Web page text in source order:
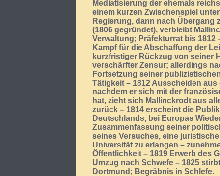
Mediatisierung der ehemals
einem kurzen Zwischenspiel
Regierung, dann nach Übergang
(1806 gegründet), verbleibt
Verwaltung; Präfekturrat bis 1812
Kampf für die Abschaffung der
kurzfristiger Rückzug von seiner
verschärfter Zensur; allerdings
Fortsetzung seiner
Tätigkeit – 1812 Ausscheiden
nachdem er sich mit der
hat, zieht sich Mallinckrodt aus
zurück – 1814 erscheint die
Deutschlands, bei Europas
Zusammenfassung seiner
seines Versuches, eine
Universität zu erlangen –
Öffentlichkeit – 1819 Erwerb des
Umzug nach Schwefe – 1825
Dortmund; Begräbnis in Schlefe.